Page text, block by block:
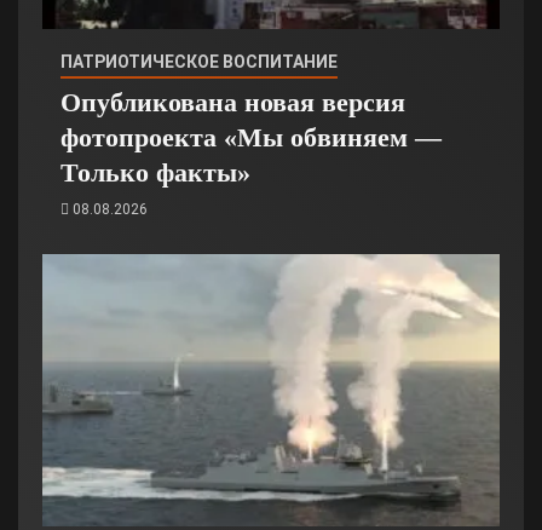
ПАТРИОТИЧЕСКОЕ ВОСПИТАНИЕ
Опубликована новая версия
фотопроекта «Мы обвиняем —
Только факты»
08.08.2026